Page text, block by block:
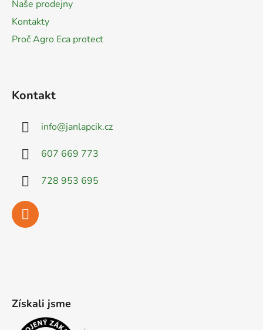
Naše prodejny
Kontakty
Proč Agro Eca protect
Kontakt
info@janlapcik.cz
607 669 773
728 953 695
Získali jsme